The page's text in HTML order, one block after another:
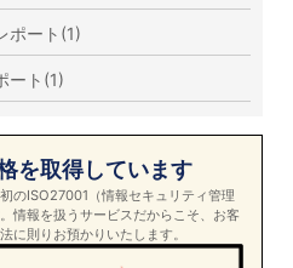
ポート(1)
ート(1)
を取得しています
のISO27001（情報セキュリティ管理
情報を扱うサービスだからこそ、お客
に則りお預かりいたします。